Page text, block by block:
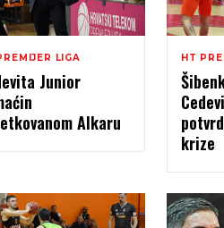
LIGA
Junior
Alkaru
HT
krize